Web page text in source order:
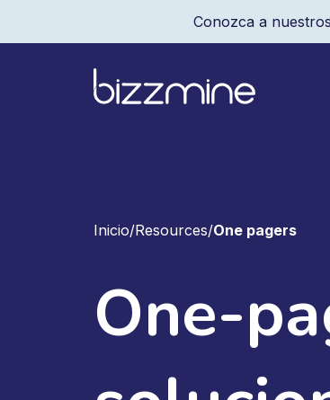
Conozca a
Inicio/Resources/One pagers
One-